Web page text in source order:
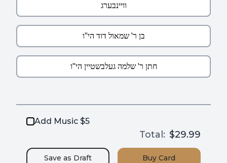
Add Music $5
Total: $29.99
Save as Draft BuyCard